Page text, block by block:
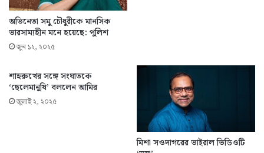
অভিনেতা সমু চৌধুরীকে মানসিক
ভারসাম্যহীন মনে হয়েছে: পুলিশ
জুন ১২, ২০২৫
শাহরুখের সঙ্গে সংঘাতকে
‘ছেলেমানুষি’ বললেন আমির
জুলাই ২, ২০২৫
মিশা সওদাগরের ভাইরাল ভিডিওটি